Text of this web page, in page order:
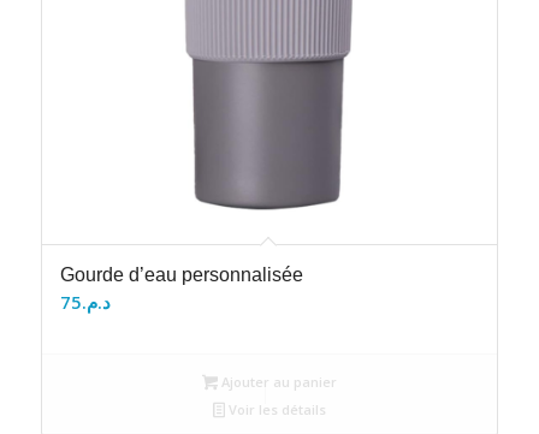
Gourde d’eau personnalisée
د.م.75
Ajouter au panier
Voir les détails